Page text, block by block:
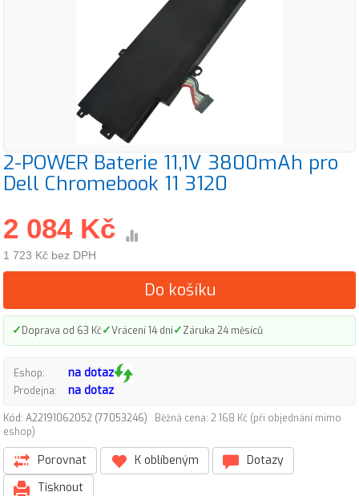
2-POWER Baterie 11,1V 3800mAh pro
Dell Chromebook 11 3120
2 084 Kč
1 723 Kč bez DPH
Do košíku
✓Doprava od 63 Kč✓Vrácení 14 dní✓Záruka 24 měsíců
Eshop: na dotaz
Prodejna: na dotaz
Kód: A22191062052 (77053246)
Běžná cena: 2 168 Kč (při objednání mimo
eshop)
Porovnat K oblíbeným
Dotazy
Tisknout